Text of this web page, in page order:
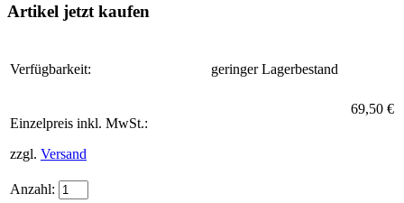
Artikel jetzt kaufen
Verfügbarkeit: geringer Lagerbestand
Einzelpreis inkl. MwSt.:
zzgl. Versand
69,50 €
Anzahl: